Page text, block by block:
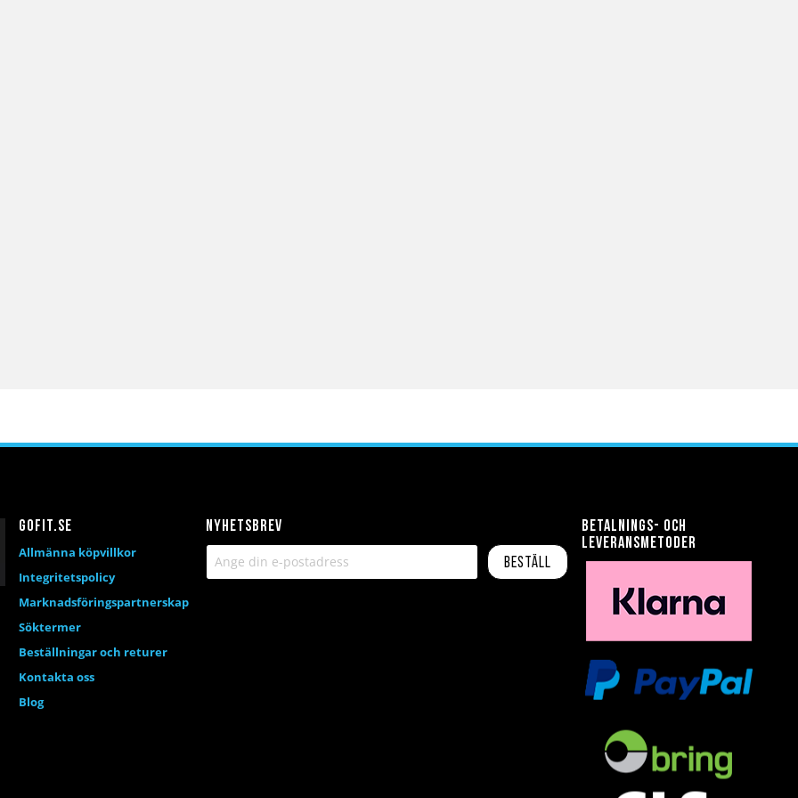
Nyhetsbrev
Beställ
Betalnings- och
leveransmetoder
Gofit.se
Allmänna köpvillkor
Integritetspolicy
Marknadsföringspartnerskap
Söktermer
Beställningar och returer
Kontakta oss
Blog